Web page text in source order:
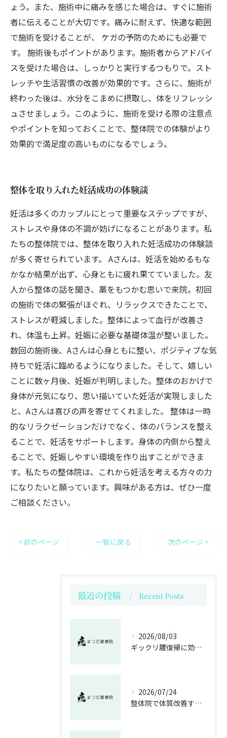
ょう。また、施術中に痛みを感じた場合は、すぐに施術
者に伝えることが大切です。痛みに耐えず、快適な範囲
で施術を受けることが、 ケガの予防のためにも必要で
す。 施術後もポイントがあります。施術者からアドバイ
スを受けた場合は、しっかりと実行するつもりで。スト
レッチや生活習慣の改善が効果的です。さらに、施術が
終わった後は、水分をこまめに摂取し、体をリフレッシ
ュさせましょう。このように、施術を受ける際の注意点
やポイントを知っておくことで、整体院での体験がより
効果的で満足度の高いものになるでしょう。
整体を取り入れた妊活成功の体験談
妊活は多くのカップルにとって重要なステップですが、
ストレスや身体の不調が妨げになることがあります。私
たちの整体院では、整体を取り入れた妊活成功の体験談
が多く寄せられています。 Aさんは、妊活を始めるもな
かなか結果が出ず、心身ともに疲れ果てていました。友
人から整体の話を聞き、藁をもつかむ思いで来院。初回
の施術で体の緊張がほぐれ、リラックスできたことで、
ストレスが軽減しました。整体によって血行が改善さ
れ、体温も上昇。妊娠に必要な基礎体温が整いました。
数回の施術後、Aさんは心身ともに整い、ポジティブな気
持ちで妊活に臨めるようになりました。そして、嬉しい
ことに数ヶ月後、妊娠が判明しました。整体のおかげで
身体が元気になり、思い描いていた妊活が実現しました
と、Aさんは喜びの声を寄せてくれました。 整体は一時
的なリラクゼーションだけでなく、体のバランスを整え
ることで、妊活をサポートします。身体の内側から整え
ることで、妊娠しやすい環境を作り出すことができま
す。私たちの整体院は、これから妊活を考える方々の力
になりたいと願っています。興味がある方は、ぜひ一度
ご相談ください。
< 前のページ 一覧に戻る 次のページ >
最近の投稿 Recent Posts
2026/08/03
ギックリ腰復帰に効く整体運動法
2026/07/24
整体院で体質改善する不妊施術の効果